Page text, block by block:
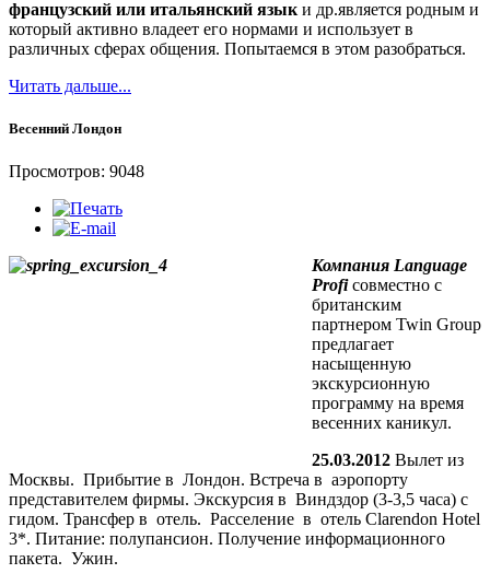
французский или итальянский язык и др.является родным и
который активно владеет его нормами и использует в
различных сферах общения. Попытаемся в этом разобраться.
Читать дальше...
Весенний Лондон
Просмотров: 9048
Компания Language
Profiсовместно с
британским
партнером Twin Group
предлагает
насыщенную
экскурсионную
программу на время
весенних каникул.
25.03.2012 Вылет из
Москвы. Прибытие в Лондон. Встреча в аэропорту
представителем фирмы. Экскурсия в Виндздор (3-3,5 часа) с
гидом. Трансфер в отель. Расселение в отель Clarendon Hotel
3*. Питание: полупансион. Получение информационного
пакета. Ужин.